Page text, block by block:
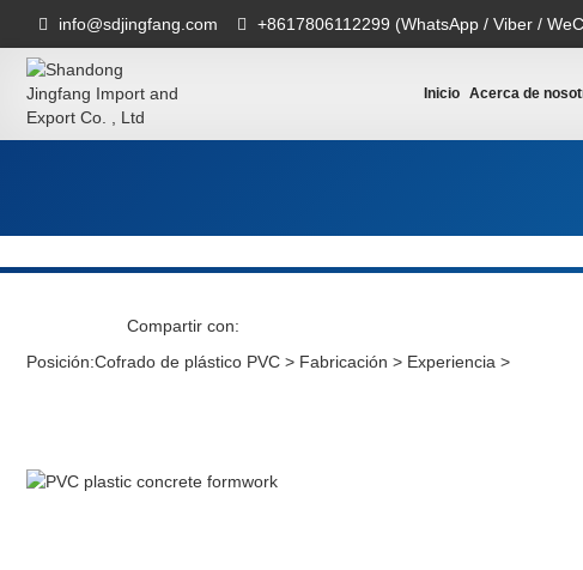
info@sdjingfang.com +8617806112299 (WhatsApp / Viber /
Inicio Acerca de
Compartir con:
Posición:Cofrado de plástico PVC > Fabricación > Experiencia >